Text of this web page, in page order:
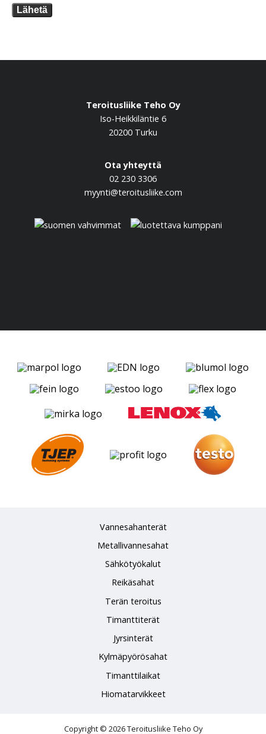
Lähetä
Teroitusliike Teho Oy
Iso-Heikkiläntie 6
20200 Turku
Ota yhteyttä
02 230 3306
myynti@teroitusliike.com
Vannesahanterät
Metallivannesahat
Sähkötyökalut
Reikäsahat
Terän teroitus
Timanttiterät
Jyrsinterät
Kylmäpyörösahat
Timanttilaikat
Hiomatarvikkeet
Copyright © 2026 Teroitusliike Teho Oy